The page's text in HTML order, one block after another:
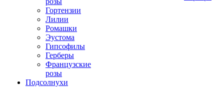
Гортензии
Лилии
Ромашки
Эустома
Гипсофилы
Герберы
Французские
розы
Подсолнухи